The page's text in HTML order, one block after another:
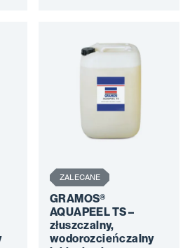
ZALECANE
GRAMOS®
AQUAPEEL TS –
złuszczalny,
wodorozcieńczalny